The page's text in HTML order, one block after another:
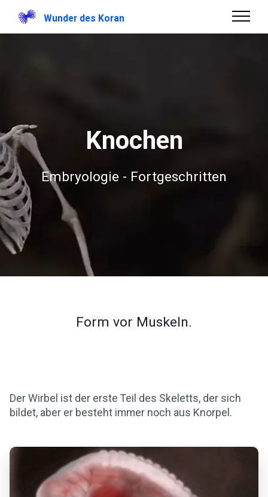
Wunder des Koran
Knochen
Embryologie - Fortgeschritten
Form vor Muskeln.
Der Wirbel ist der erste Teil des Skeletts, der sich
bildet, aber er besteht immer noch aus Knorpel.